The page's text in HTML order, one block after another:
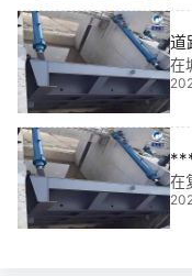
排
与
道
在
钢
*
科
与
景
在
输
启